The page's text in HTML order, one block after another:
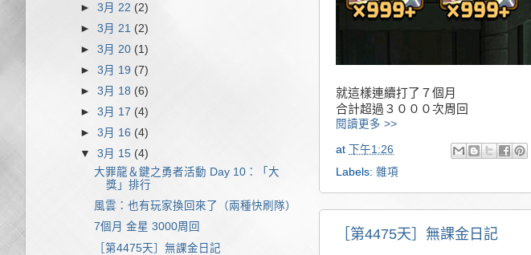
就這樣連續打了７個月
合計超過３０００次周回
閱讀更多 >>
at
下午1:26
Labels: 雜項
［第4475天］無課金日記
►3月 22 (2)
►3月 21 (2)
►3月 20 (1)
►3月 19 (7)
►3月 18 (6)
►3月 17 (4)
►3月 16 (4)
▼3月 15 (4)
大罪龍＆鍵之勇者活動 Day 10：「大
獎」排行
風雲：也有玩家換回來了（兩種快刷隊）
7個月 金星 3000周回
［第4475天］無課金日記